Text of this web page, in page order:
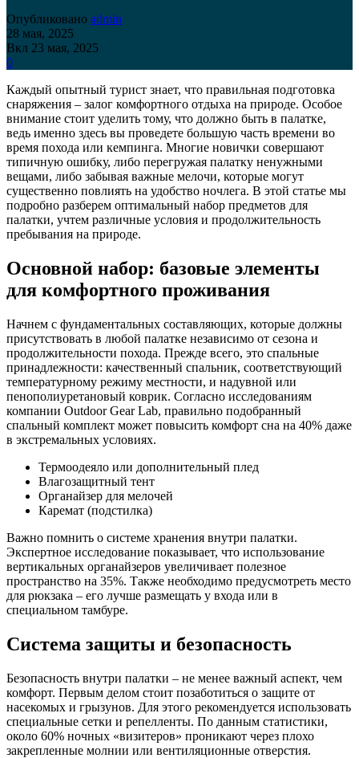
Опубликовано admin
28 мая, 2025
Вкл 23 мая, 2025
0
Каждый опытный турист знает, что правильная подготовка
снаряжения – залог комфортного отдыха на природе. Особое
внимание стоит уделить тому, что должно быть в палатке,
ведь именно здесь вы проведете большую часть времени во
время похода или кемпинга. Многие новички совершают
типичную ошибку, либо перегружая палатку ненужными
вещами, либо забывая важные мелочи, которые могут
существенно повлиять на удобство ночлега. В этой статье мы
подробно разберем оптимальный набор предметов для
палатки, учтем различные условия и продолжительность
пребывания на природе.
Основной набор: базовые элементы
для комфортного проживания
Начнем с фундаментальных составляющих, которые должны
присутствовать в любой палатке независимо от сезона и
продолжительности похода. Прежде всего, это спальные
принадлежности: качественный спальник, соответствующий
температурному режиму местности, и надувной или
пенополиуретановый коврик. Согласно исследованиям
компании Outdoor Gear Lab, правильно подобранный
спальный комплект может повысить комфорт сна на 40% даже
в экстремальных условиях.
Термоодеяло или дополнительный плед
Влагозащитный тент
Органайзер для мелочей
Каремат (подстилка)
Важно помнить о системе хранения внутри палатки.
Экспертное исследование показывает, что использование
вертикальных органайзеров увеличивает полезное
пространство на 35%. Также необходимо предусмотреть место
для рюкзака – его лучше размещать у входа или в
специальном тамбуре.
Система защиты и безопасность
Безопасность внутри палатки – не менее важный аспект, чем
комфорт. Первым делом стоит позаботиться о защите от
насекомых и грызунов. Для этого рекомендуется использовать
специальные сетки и репелленты. По данным статистики,
около 60% ночных «визитеров» проникают через плохо
закрепленные молнии или вентиляционные отверстия.